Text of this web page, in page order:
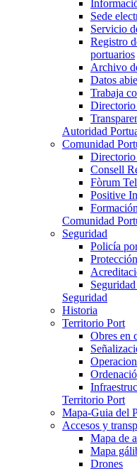
Sede
Servicio
Registro
portuarios
Archivo
Datos
Trabaja
Autoridad
Comunidad
Directorio
Consell
Fòrum
Positive
Formación
Comunidad
Seguridad
Policía
Seguridad
Historia
Territorio Port
Obres en
Territorio Port
Mapa-Guia del
Accesos y
Mapa de
Mapa
Drones